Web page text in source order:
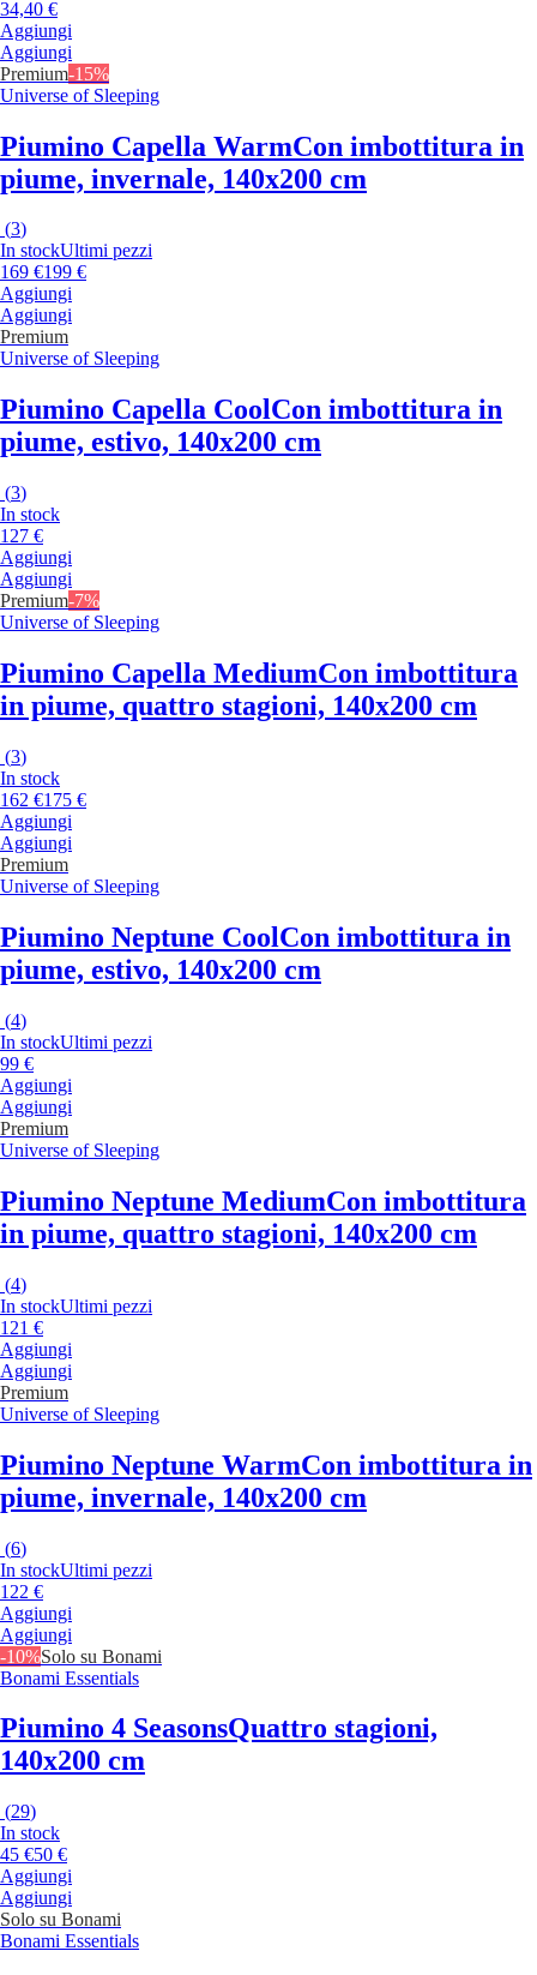
34,40 €
Aggiungi
Aggiungi
Premium-15%
Universe of Sleeping
Piumino Capella WarmCon imbottitura in
piume, invernale, 140x200 cm
(3)
In stockUltimi pezzi
169 €199 €
Aggiungi
Aggiungi
Premium
Universe of Sleeping
Piumino Capella CoolCon imbottitura in
piume, estivo, 140x200 cm
(3)
In stock
127 €
Aggiungi
Aggiungi
Premium-7%
Universe of Sleeping
Piumino Capella MediumCon imbottitura
in piume, quattro stagioni, 140x200 cm
(3)
In stock
162 €175 €
Aggiungi
Aggiungi
Premium
Universe of Sleeping
Piumino Neptune CoolCon imbottitura in
piume, estivo, 140x200 cm
(4)
In stockUltimi pezzi
99 €
Aggiungi
Aggiungi
Premium
Universe of Sleeping
Piumino Neptune MediumCon imbottitura
in piume, quattro stagioni, 140x200 cm
(4)
In stockUltimi pezzi
121 €
Aggiungi
Aggiungi
Premium
Universe of Sleeping
Piumino Neptune WarmCon imbottitura in
piume, invernale, 140x200 cm
(6)
In stockUltimi pezzi
122 €
Aggiungi
Aggiungi
-10%Solo su Bonami
Bonami Essentials
Piumino 4 SeasonsQuattro stagioni,
140x200 cm
(29)
In stock
45 €50 €
Aggiungi
Aggiungi
Solo su Bonami
Bonami Essentials